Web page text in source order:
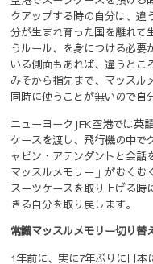
クアップする時の自分は、違
分が生まれ育った国を離れて
うルール、を身につける必要
いる側面もあれば、違うとこ
みそから指先まで、マッスル
同時に使うことが無いので自
ニューヨークJFK空港では英
ケースを渡し、飛行機の中で
ャビン・アテンダントと会
マッスルメモリー」がむくむ
スーツケースを取り上げる時
きる自分を取り戻します。
常識マッスルメモリー切り替
1年前に、実に7年ぶりに日